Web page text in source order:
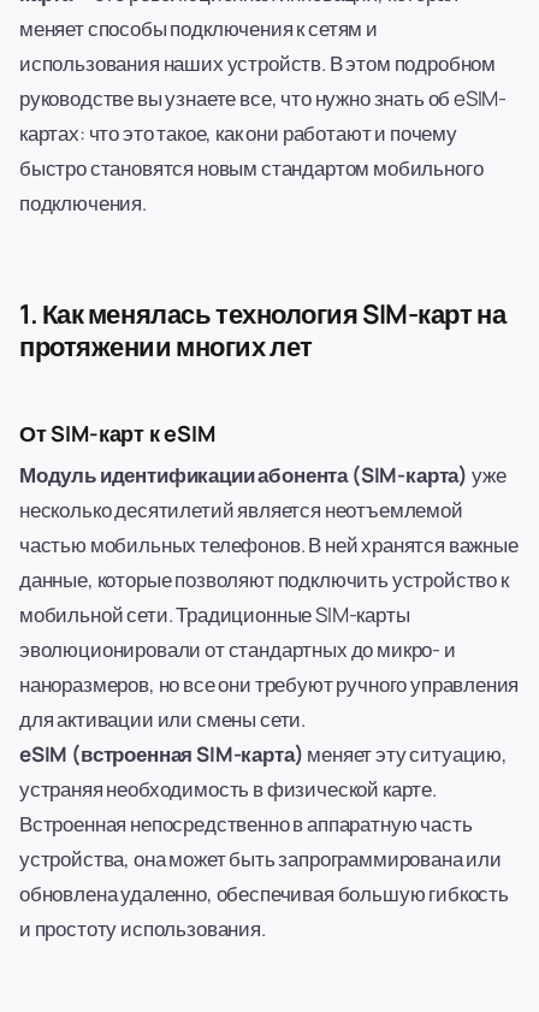
меняет способы подключения к сетям и
использования наших устройств. В этом подробном
руководстве вы узнаете все, что нужно знать об eSIM-
картах: что это такое, как они работают и почему
быстро становятся новым стандартом мобильного
подключения.
1. Как менялась технология SIM-карт на
протяжении многих лет
От SIM-карт к eSIM
Модуль идентификации абонента (SIM-карта) уже
несколько десятилетий является неотъемлемой
частью мобильных телефонов. В ней хранятся важные
данные, которые позволяют подключить устройство к
мобильной сети. Традиционные SIM-карты
эволюционировали от стандартных до микро- и
наноразмеров, но все они требуют ручного управления
для активации или смены сети.
eSIM (встроенная SIM-карта) меняет эту ситуацию,
устраняя необходимость в физической карте.
Встроенная непосредственно в аппаратную часть
устройства, она может быть запрограммирована или
обновлена удаленно, обеспечивая большую гибкость
и простоту использования.